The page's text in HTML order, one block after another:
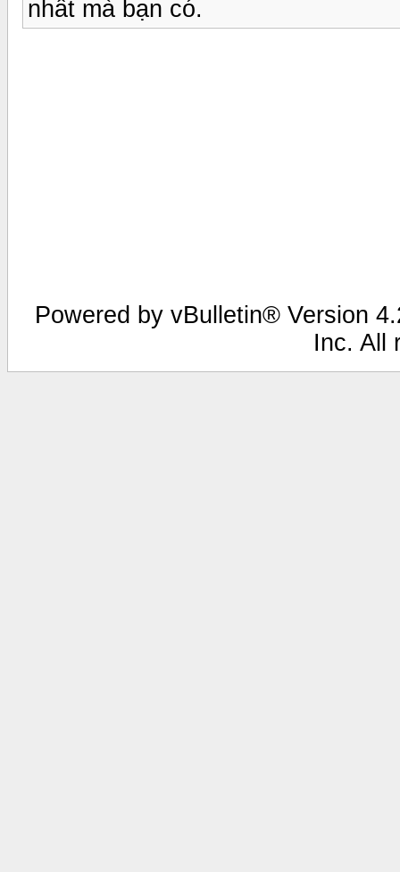
nhất mà bạn có.
Powered by vBulletin® Version
Inc. All